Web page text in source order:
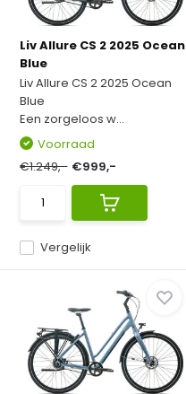
Liv Allure CS 2 2025 Ocean
Blue
Liv Allure CS 2 2025 Ocean
Blue
Een zorgeloos w...
Vergelijk
Voorraad
€1.249,- €999,-